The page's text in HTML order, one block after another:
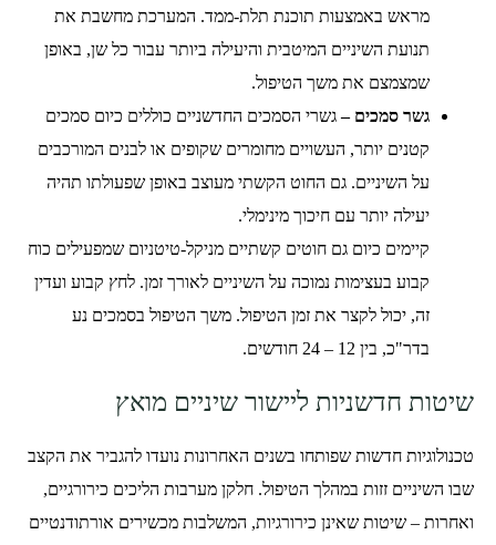
מראש באמצעות תוכנת תלת-ממד. המערכת מחשבת את
תנועת השיניים המיטבית והיעילה ביותר עבור כל שן, באופן
שמצמצם את משך הטיפול.
גשר סמכים –גשרי הסמכים החדשניים כוללים כיום סמכים
קטנים יותר, העשויים מחומרים שקופים או לבנים המורכבים
על השיניים. גם החוט הקשתי מעוצב באופן שפעולתו תהיה
יעילה יותר עם חיכוך מינימלי.
קיימים כיום גם חוטים קשתיים מניקל-טיטניום שמפעילים כוח
קבוע בעצימות נמוכה על השיניים לאורך זמן. לחץ קבוע ועדין
זה, יכול לקצר את זמן הטיפול. משך הטיפול בסמכים נע
בדר"כ, בין 12 – 24 חודשים.
שיטות חדשניות ליישור שיניים מואץ
טכנולוגיות חדשות שפותחו בשנים האחרונות נועדו להגביר את הקצב
שבו השיניים זזות במהלך הטיפול. חלקן מערבות הליכים כירורגיים,
ואחרות – שיטות שאינן כירורגיות, המשלבות מכשירים אורתודנטיים